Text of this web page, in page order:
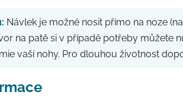
Návlek je možné nosit přímo na noze
na patě si v případě potřeby můžete
vaší nohy. Pro dlouhou životnost